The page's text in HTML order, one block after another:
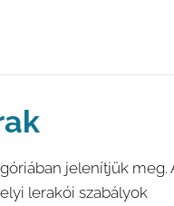
jelenítjük meg.
lerakói szabályok